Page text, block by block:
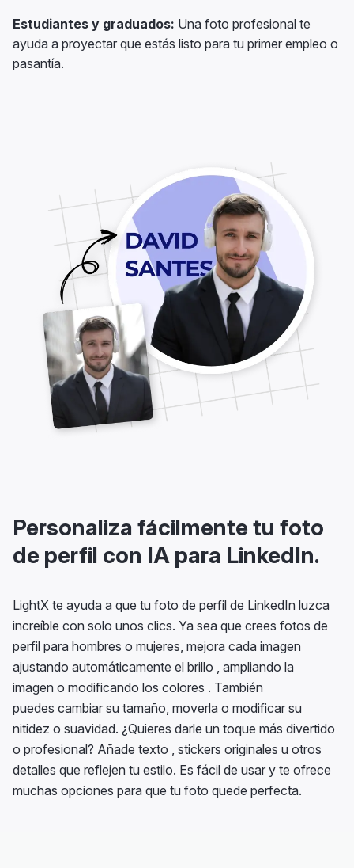
Estudiantes y graduados: Una foto profesional te
ayuda a proyectar que estás listo para tu primer empleo o
pasantía.
Personaliza fácilmente tu foto
de perfil con IA para LinkedIn.
LightX te ayuda a que tu foto de perfil de LinkedIn luzca
increíble con solo unos clics. Ya sea que crees fotos de
perfil para hombres o mujeres, mejora cada imagen
ajustando automáticamente el brillo , ampliando la
imagen o modificando los colores . También
puedes cambiar su tamaño, moverla o modificar su
nitidez o suavidad. ¿Quieres darle un toque más divertido
o profesional? Añade texto , stickers originales u otros
detalles que reflejen tu estilo. Es fácil de usar y te ofrece
muchas opciones para que tu foto quede perfecta.